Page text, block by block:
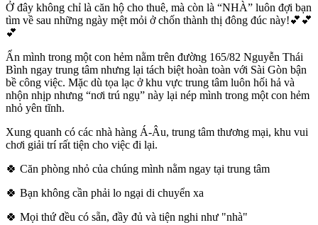
Ở đây không chỉ là căn hộ cho thuê, mà còn là “NHÀ” luôn đợi bạn
tìm về sau những ngày mệt mỏi ở chốn thành thị đông đúc này!💕💕
💕
Ẩn mình trong một con hẻm nằm trên đường 165/82 Nguyễn Thái
Bình ngay trung tâm nhưng lại tách biệt hoàn toàn với Sài Gòn bận
bề công việc. Mặc dù tọa lạc ở khu vực trung tâm luôn hối hả và
nhộn nhịp nhưng “nơi trú ngụ” này lại nép mình trong một con hẻm
nhỏ yên tĩnh.
Xung quanh có các nhà hàng Á-Âu, trung tâm thương mại, khu vui
chơi giải trí rất tiện cho việc đi lại.
🍀 Căn phòng nhỏ của chúng mình nằm ngay tại trung tâm
🍀 Bạn không cần phải lo ngại di chuyển xa
🍀 Mọi thứ đều có sẵn, đầy đủ và tiện nghi như "nhà"